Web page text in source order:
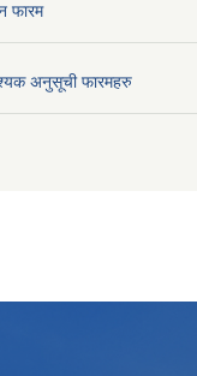
फारम
अनुसूची फारमहरु